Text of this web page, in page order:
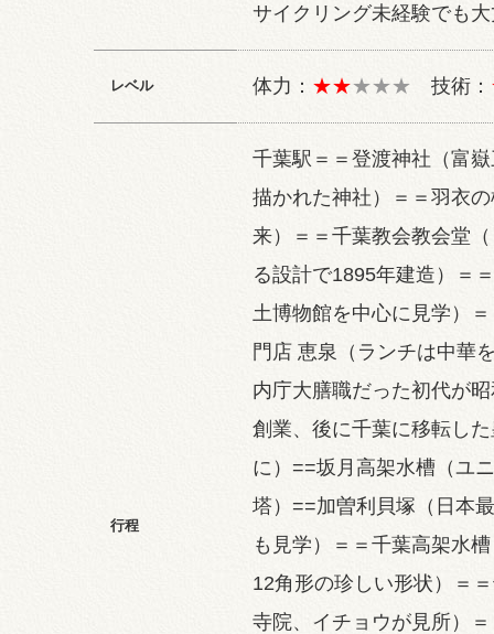
サイクリング未経験でも
レベル 体力： ★★★★★ 技術：
行程
千葉駅＝＝登渡神社（富
描かれた神社）＝＝羽衣
来）＝＝千葉教会教会堂
る設計で1895年建造）＝
土博物館を中心に見学）
門店 恵泉（ランチは中華
内庁大膳職だった初代が
創業、後に千葉に移転し
に）==坂月高架水槽（ユ
塔）==加曽利貝塚（日本
も見学）＝＝千葉高架水
12角形の珍しい形状）＝
寺院、イチョウが見所）